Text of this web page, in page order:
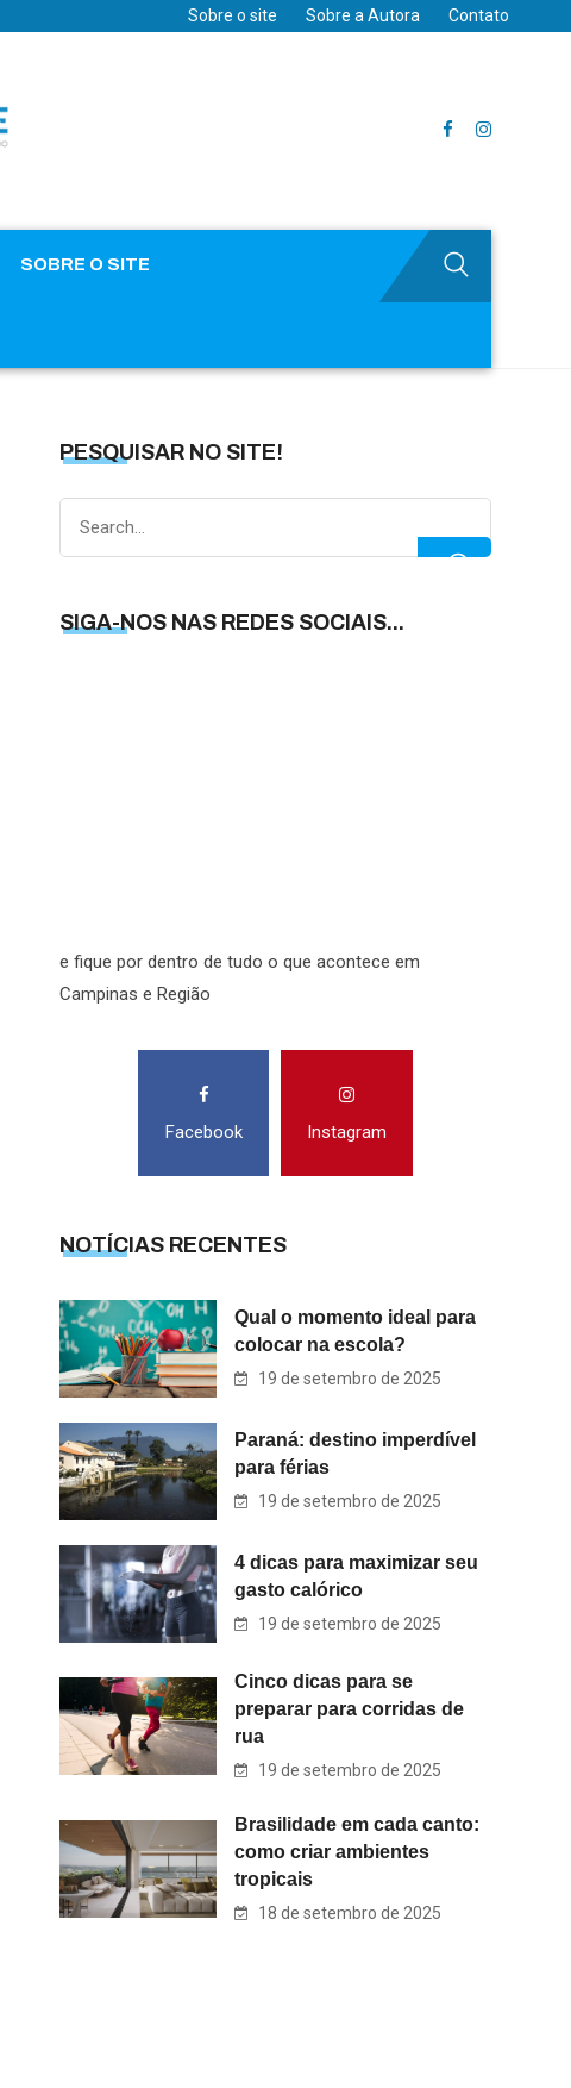
Sobre o site Sobre a Autora Contato
SOBRE O SITE
PESQUISAR NO SITE!
SIGA-NOS NAS REDES SOCIAIS...
e fique por dentro de tudo o que acontece em
Campinas e Região
Facebook Instagram
NOTÍCIAS RECENTES
Qual o momento ideal para
colocar na escola?
19 de setembro de 2025
Paraná: destino imperdível
para férias
19 de setembro de 2025
4 dicas para maximizar seu
gasto calórico
19 de setembro de 2025
Cinco dicas para se
preparar para corridas de
rua
19 de setembro de 2025
Brasilidade em cada canto:
como criar ambientes
tropicais
18 de setembro de 2025